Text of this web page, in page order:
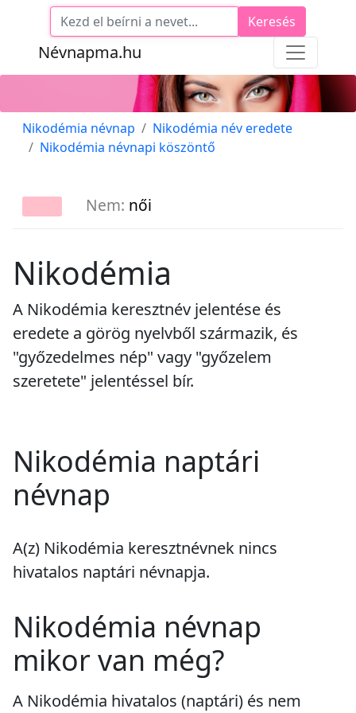
Névnapma.hu
Keresés
Nikodémia névnap
Nikodémia név eredete
Nikodémia névnapi köszöntő
Nem: női
Nikodémia
A Nikodémia keresztnév jelentése és
eredete a görög nyelvből származik, és
"győzedelmes nép" vagy "győzelem
szeretete" jelentéssel bír.
Nikodémia naptári
névnap
A(z) Nikodémia keresztnévnek nincs
hivatalos naptári névnapja.
Nikodémia névnap
mikor van még?
A Nikodémia hivatalos (naptári) és nem